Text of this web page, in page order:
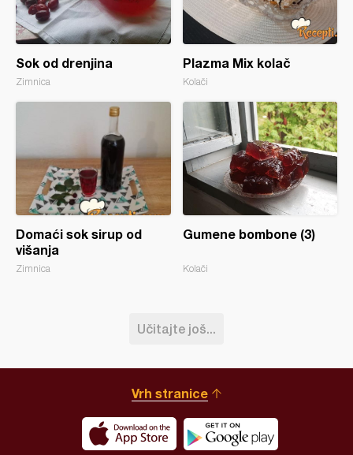
Sok od drenjina
Zimnica
Plazma Mix kolač
Kolači
Domaći sok sirup od
višanja
Zimnica
Gumene bombone (3)
Kolači
Učitajte još...
Vrh stranice